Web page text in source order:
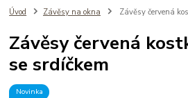
Úvod Závěsy na okna Závěsy červená
Závěsy červená
se srdíčkem
Novinka